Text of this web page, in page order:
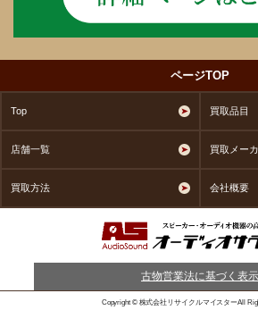
ページTOP
Top 買取品目
店舗一覧 買取メー
買取方法 会社概要
古物営業法に基づく表示
Copyright © 株式会社リサイクルマイスターAll